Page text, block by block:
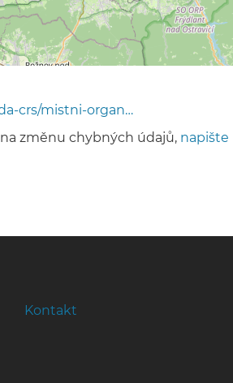
crs/mistni-organ…
změnu chybných údajů, napište
Kontakt